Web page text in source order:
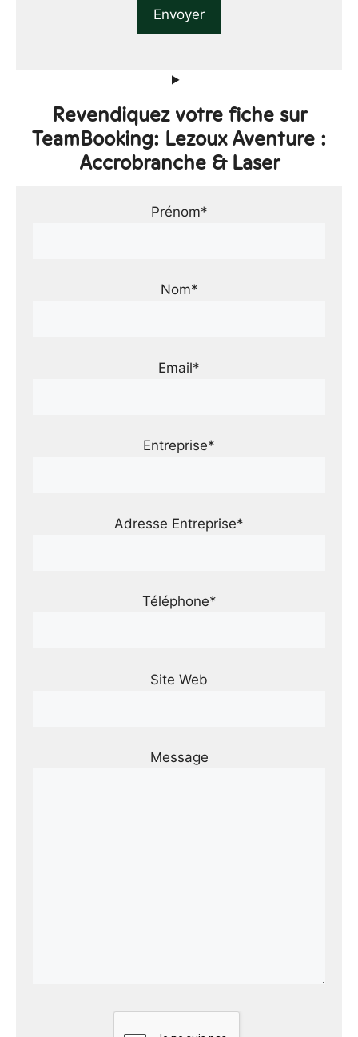
Revendiquez votre fiche sur
TeamBooking: Lezoux Aventure :
Accrobranche & Laser
Prénom*
Nom*
Email*
Entreprise*
Adresse Entreprise*
Téléphone*
Site Web
Message